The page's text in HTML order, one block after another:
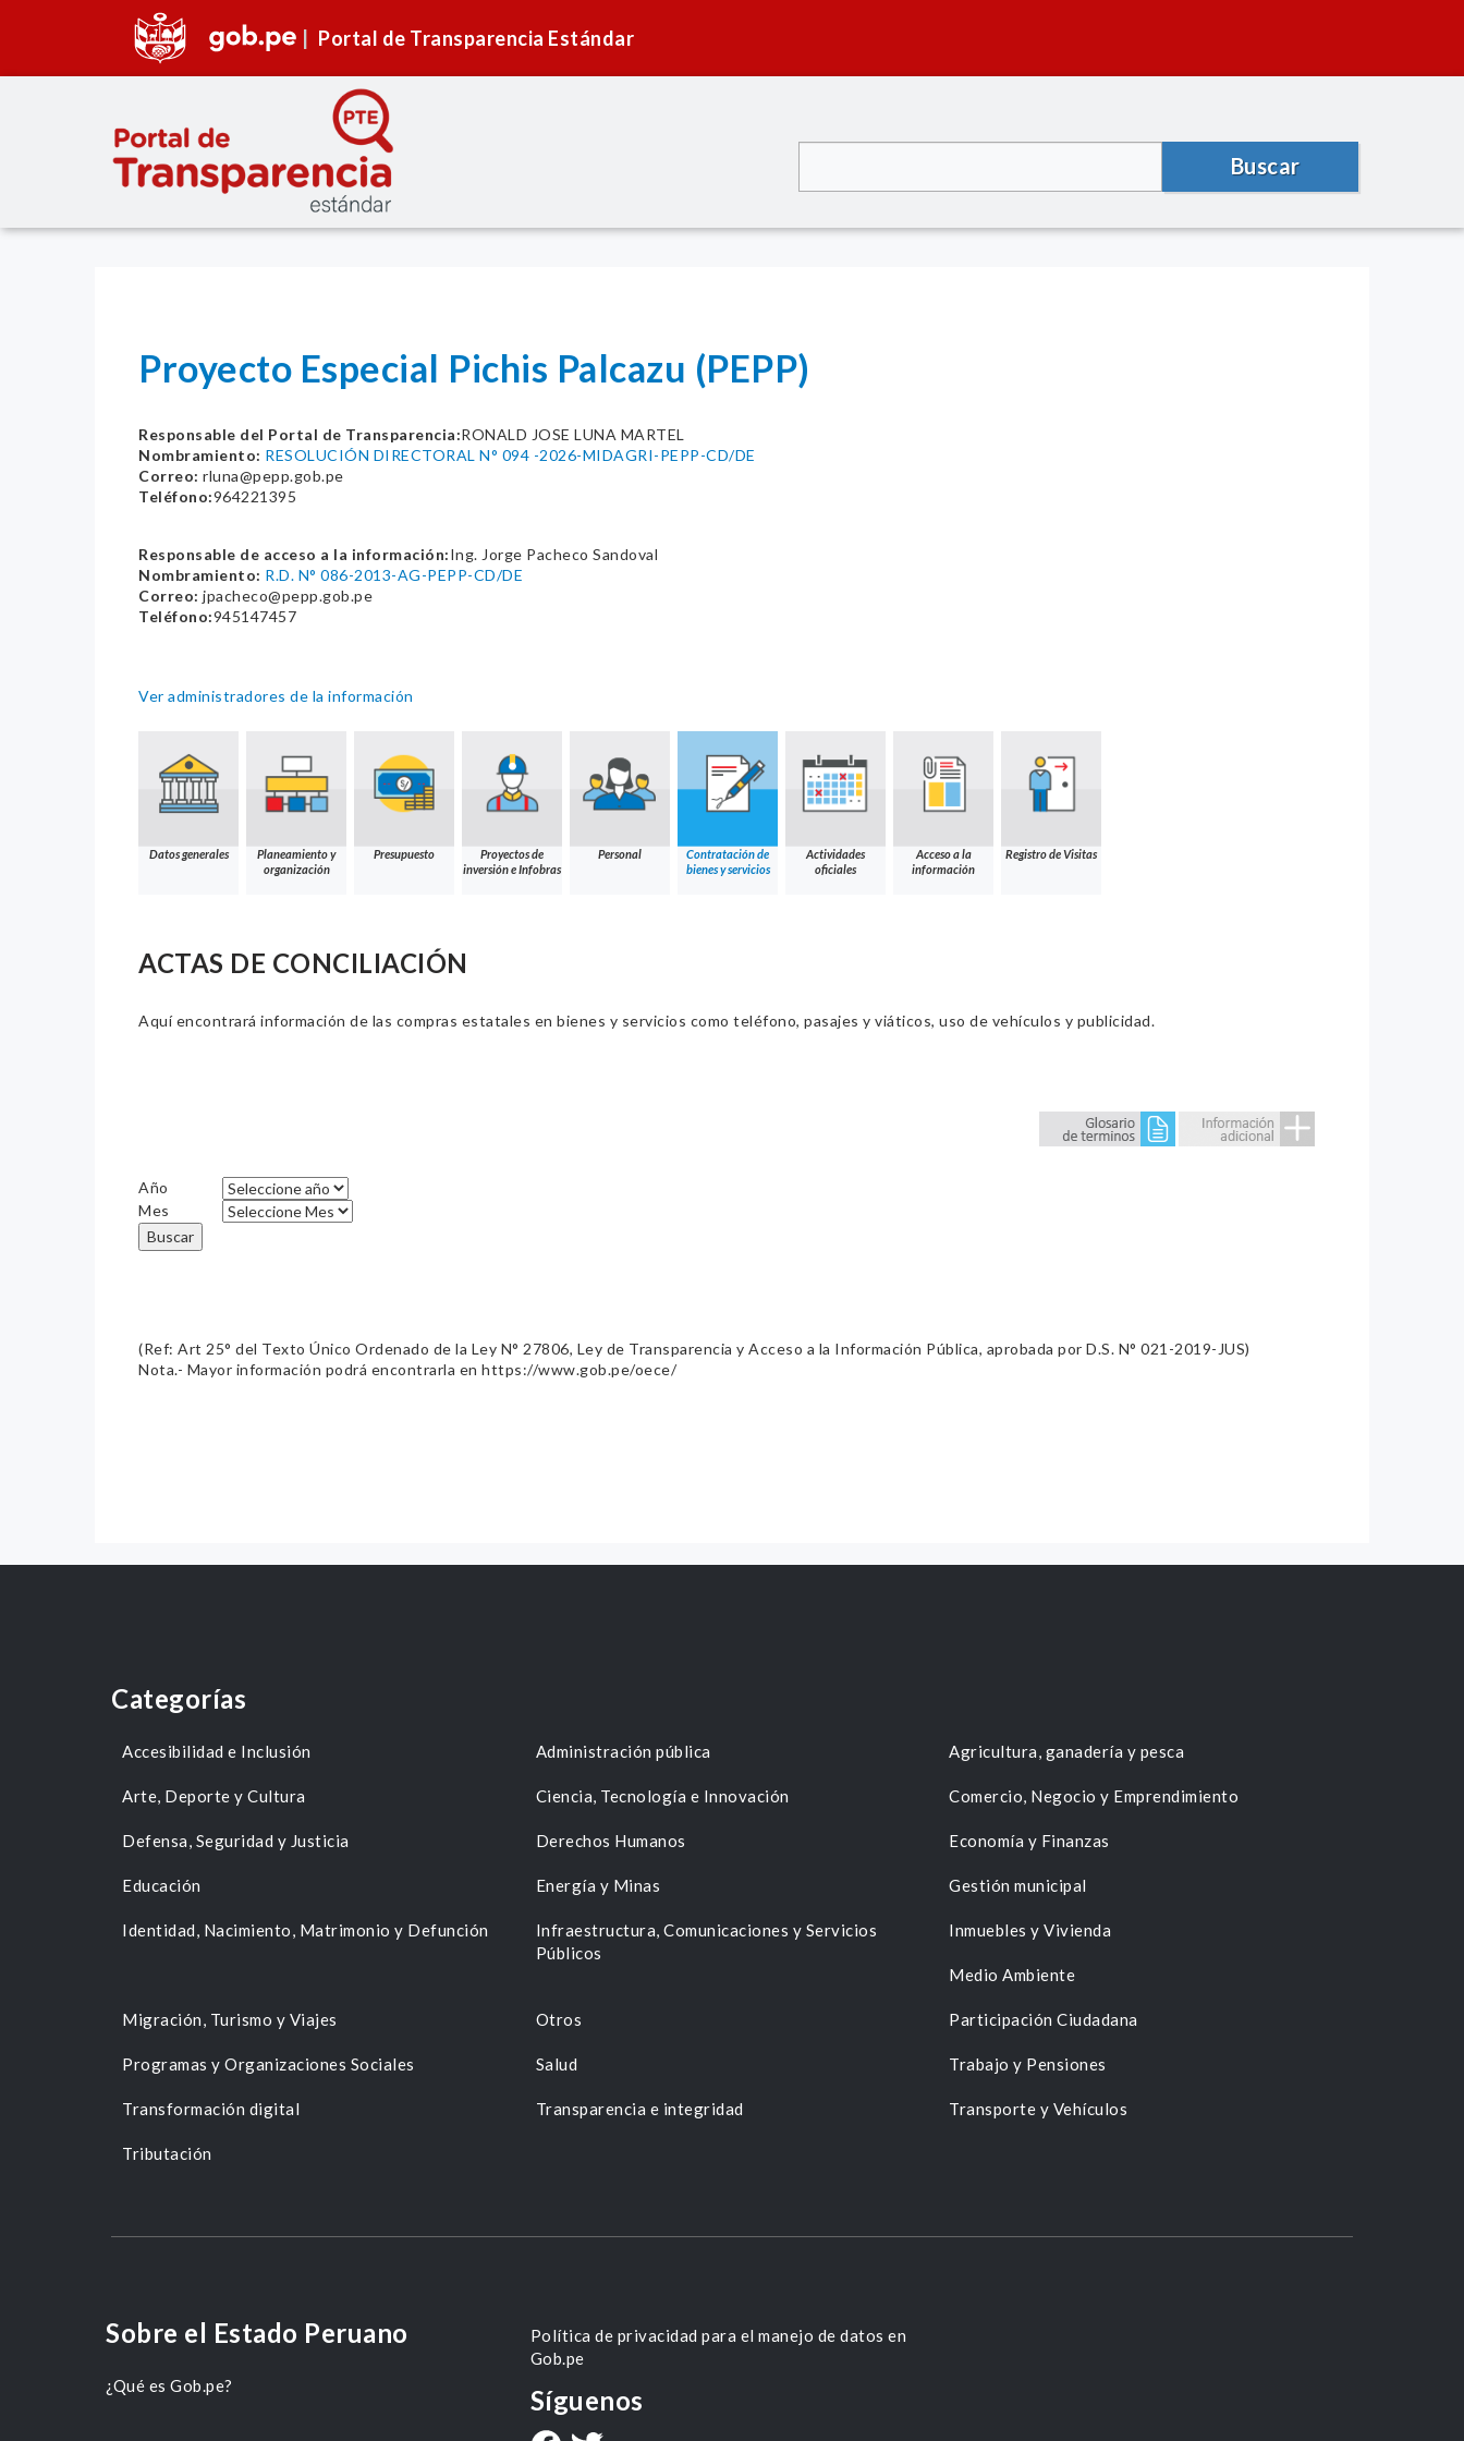
Portal de Transparencia Estándar
Buscar
Proyecto Especial Pichis Palcazu (PEPP)
Responsable del Portal de Transparencia:RONALD JOSE LUNA MARTEL
Nombramiento: RESOLUCIÓN DIRECTORAL N° 094 -2026-MIDAGRI-PEPP-CD/DE
Correo: rluna@pepp.gob.pe
Teléfono:964221395
Responsable de acceso a la información:Ing. Jorge Pacheco Sandoval
Nombramiento: R.D. N° 086-2013-AG-PEPP-CD/DE
Correo: jpacheco@pepp.gob.pe
Teléfono:945147457
Ver administradores de la información
Datos generales
Planeamiento y
organización
Presupuesto
Proyectos de
inversión e Infobras
Personal
Contratación de
bienes y servicios
Actividades
oficiales
Acceso a la
información
Registro de Visitas
ACTAS DE CONCILIACIÓN
Aquí encontrará información de las compras estatales en bienes y servicios como teléfono, pasajes y viáticos, uso de vehículos y publicidad.
Año
Mes
Buscar
(Ref: Art 25° del Texto Único Ordenado de la Ley N° 27806, Ley de Transparencia y Acceso a la Información Pública, aprobada por D.S. N° 021-2019-JUS)
Nota.- Mayor información podrá encontrarla en https://www.gob.pe/oece/
Categorías
Accesibilidad e Inclusión Administración pública Agricultura, ganadería y pesca
Arte, Deporte y Cultura Ciencia, Tecnología e Innovación Comercio, Negocio y Emprendimiento
Defensa, Seguridad y Justicia Derechos Humanos Economía y Finanzas
Educación Energía y Minas Gestión municipal
Identidad, Nacimiento, Matrimonio y Defunción
Infraestructura, Comunicaciones y Servicios
Públicos
Inmuebles y Vivienda
Medio Ambiente
Migración, Turismo y Viajes Otros Participación Ciudadana
Programas y Organizaciones Sociales Salud Trabajo y Pensiones
Transformación digital Transparencia e integridad Transporte y Vehículos
Tributación
Sobre el Estado Peruano
¿Qué es Gob.pe?
Política de privacidad para el manejo de datos en
Gob.pe
Síguenos